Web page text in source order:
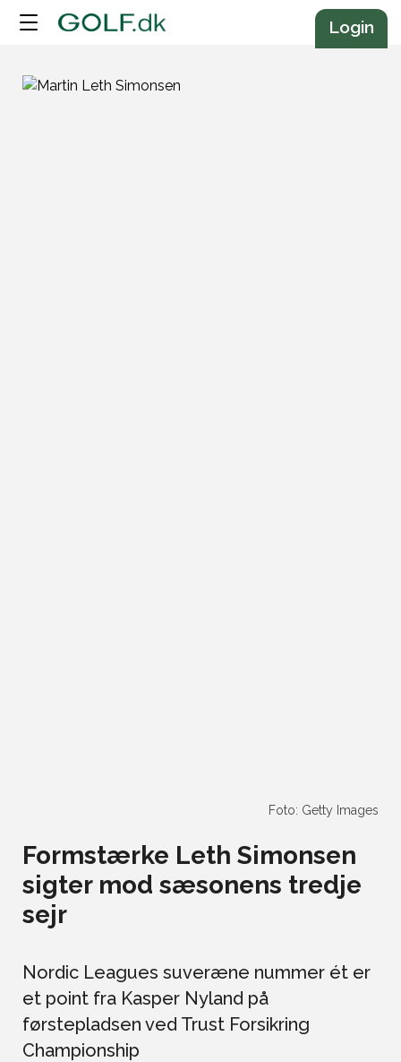
Annonce
Login
Foto: Getty Images
Formstærke Leth Simonsen
sigter mod sæsonens tredje
sejr
Nordic Leagues suveræne nummer ét er
et point fra Kasper Nyland på
førstepladsen ved Trust Forsikring
Championship